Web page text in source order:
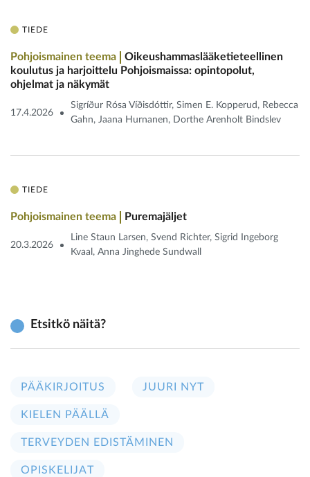
TIEDE
Pohjoismainen teema
Oikeushammaslääketieteellinen
koulutus ja ­harjoittelu Pohjoismaissa: opintopolut,
ohjelmat ja näkymät
17.4.2026
Sigríður Rósa Víðisdóttir, Simen E. Kopperud, Rebecca
Gahn, Jaana Hurnanen, Dorthe Arenholt Bindslev
TIEDE
Pohjoismainen teema Puremajäljet
20.3.2026
Line Staun Larsen, Svend Richter, Sigrid Ingeborg
Kvaal, Anna Jinghede Sundwall
Etsitkö näitä?
PÄÄKIRJOITUS JUURI NYT
KIELEN PÄÄLLÄ
TERVEYDEN EDISTÄMINEN
OPISKELIJAT